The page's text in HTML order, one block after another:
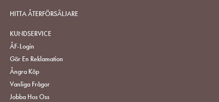
HITTA ÅTERFÖRSÄLJARE
KUNDSERVICE
ÅF-Login
Gör En Reklamation
Ångra Köp
Vanliga Frågor
Jobba Hos Oss